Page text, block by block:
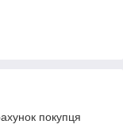
покупця